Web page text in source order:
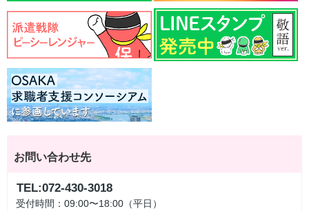
お問い合わせ先
TEL:072-430-3018
受付時間：09:00〜18:00（平日）